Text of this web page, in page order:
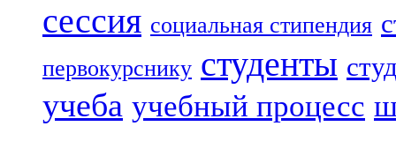
сессия социальная стипендия
первокурснику студенты
учеба учебный процесс